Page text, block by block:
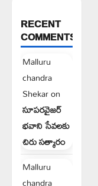
RECENT
COMMENTS
Malluru
chandra
Shekaron
సూపరవైజర్
భవాని సేవలకు
చిరు సత్కారం
Malluru